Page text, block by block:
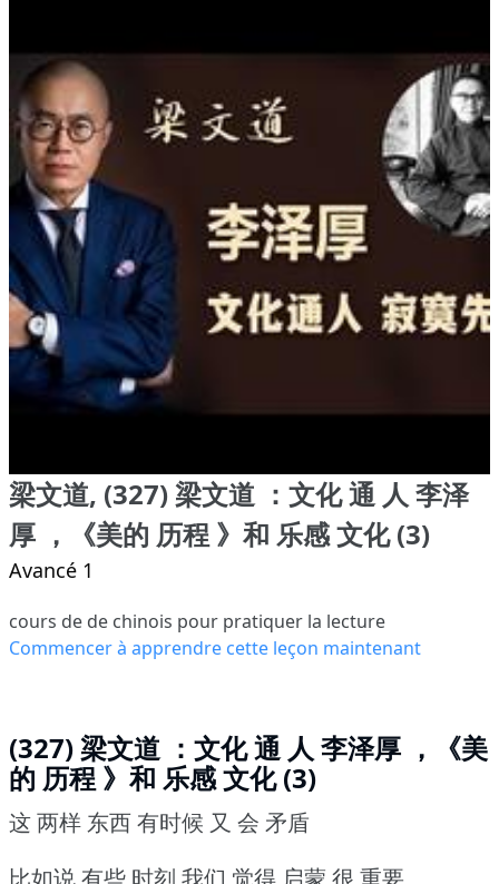
梁文道, (327) 梁文道 ：文化 通 人 李泽
厚 ，《美的 历程 》和 乐感 文化 (3)
Avancé 1
cours de de chinois pour pratiquer la lecture
Commencer à apprendre cette leçon maintenant
(327) 梁文道 ：文化 通 人 李泽厚 ，《美
的 历程 》和 乐感 文化 (3)
这 两样 东西 有时候 又 会 矛盾